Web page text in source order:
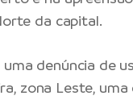
da capital.
denúncia de
zona Leste,